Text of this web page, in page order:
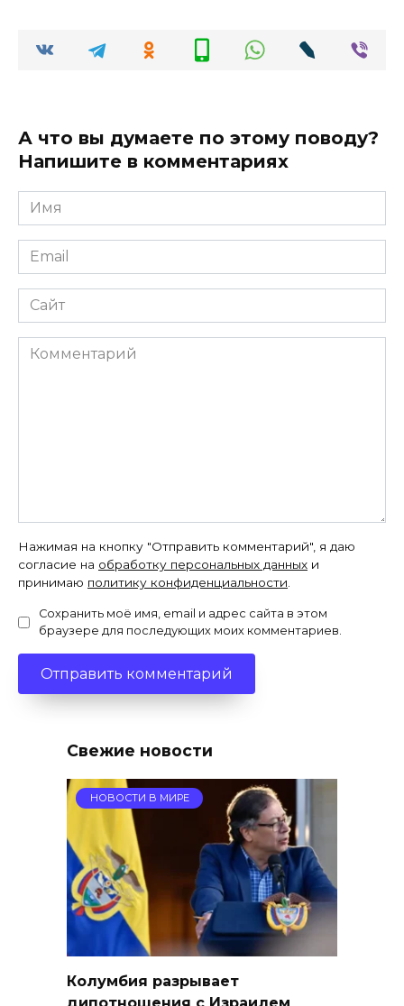
А что вы думаете по этому поводу?
Напишите в комментариях
Имя
*
Email
*
Сайт
Комментарий
Нажимая на кнопку "Отправить комментарий", я даю
согласие на обработку персональных данных и
принимаю политику конфиденциальности
Сохранить моё имя, email и адрес сайта в этом
браузере для последующих моих комментариев.
Свежие новости
НОВОСТИ В МИРЕ
Колумбия разрывает